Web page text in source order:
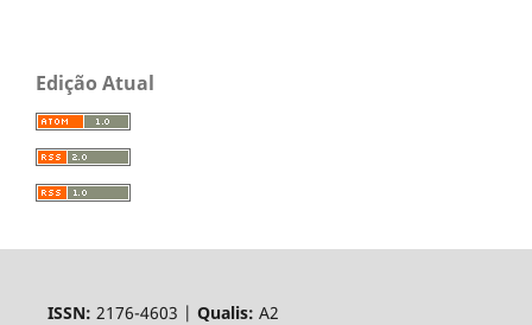
Edição Atual
ISSN: 2176-4603 | Qualis: A2